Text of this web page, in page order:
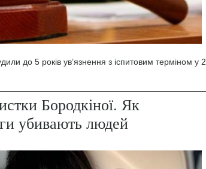
до 5 років ув’язнення з іспитовим терміном у 2
Бородкіної. Як
убивають людей